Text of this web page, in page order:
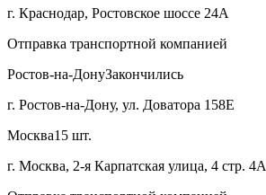
г. Краснодар, Ростовское шоссе 24А
Отправка транспортной компанией
Ростов-на-ДонуЗакончились
г. Ростов-на-Дону, ул. Доватора 158Е
Москва15 шт.
г. Москва, 2-я Карпатская улица, 4 стр. 4А